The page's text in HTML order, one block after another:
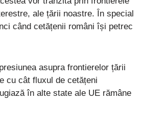
ale țării noastre. În special
când cetățenii români își petrec
asupra frontierelor țării
cu cât fluxul de cetățeni
în alte state ale UE rămâne